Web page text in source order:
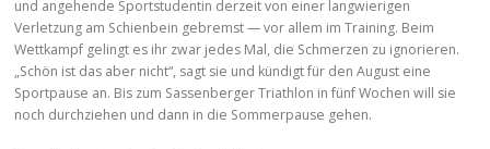
und angehende Sportstudentin derzeit von einer langwierigen
Verletzung am Schienbein gebremst — vor allem im Training. Beim
Wettkampf gelingt es ihr zwar jedes Mal, die Schmerzen zu ignorieren.
„Schön ist das aber nicht“, sagt sie und kündigt für den August eine
Sportpause an. Bis zum Sassenberger Triathlon in fünf Wochen will sie
noch durchziehen und dann in die Sommerpause gehen.